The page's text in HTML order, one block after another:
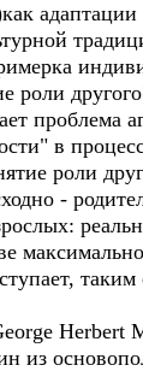
адаптации
роли
проблема
в
роли
-
таким
Herbert
из